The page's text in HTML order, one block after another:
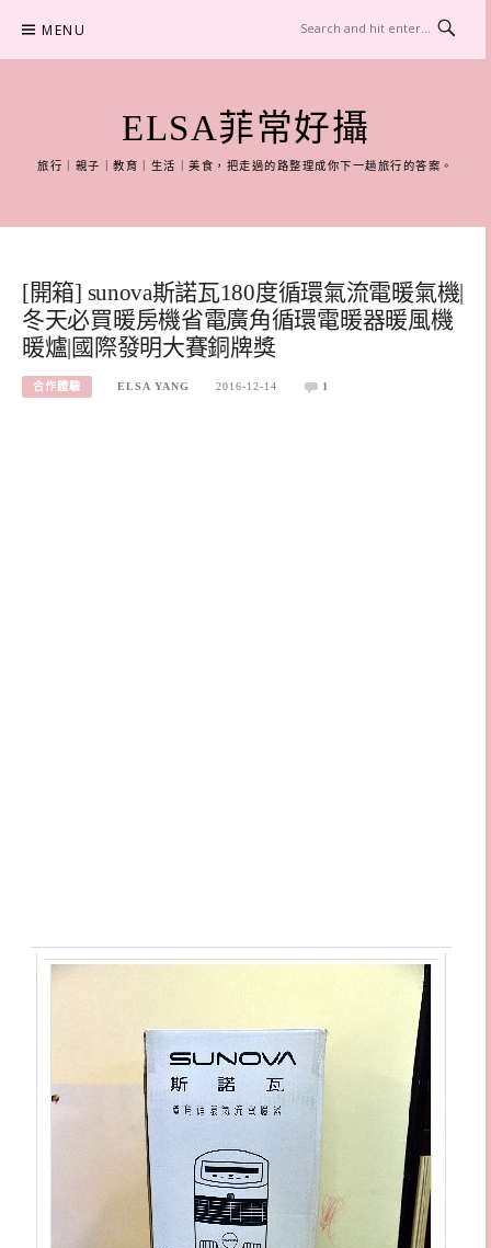
content
MENU
ELSA菲常好攝
旅行｜親子｜教育｜生活｜美食，把走過的路整理成你下一趟旅行的答案。
[開箱] sunova斯諾瓦180度循環氣流電暖氣機|
冬天必買暖房機省電廣角循環電暖器暖風機
暖爐|國際發明大賽銅牌獎
合作體驗 ELSA YANG 2016-12-14 1